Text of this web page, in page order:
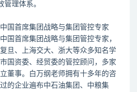
管理体系。
国首席集团战略与集团管控专家
国首席集团战略与集团管控专家，
旦、上海交大、浙大等众多知名学
国资委、经贸委的管控顾问，多家
董事。白万纲老师拥有十多年的咨
的企业遍布中石油集团、中粮集